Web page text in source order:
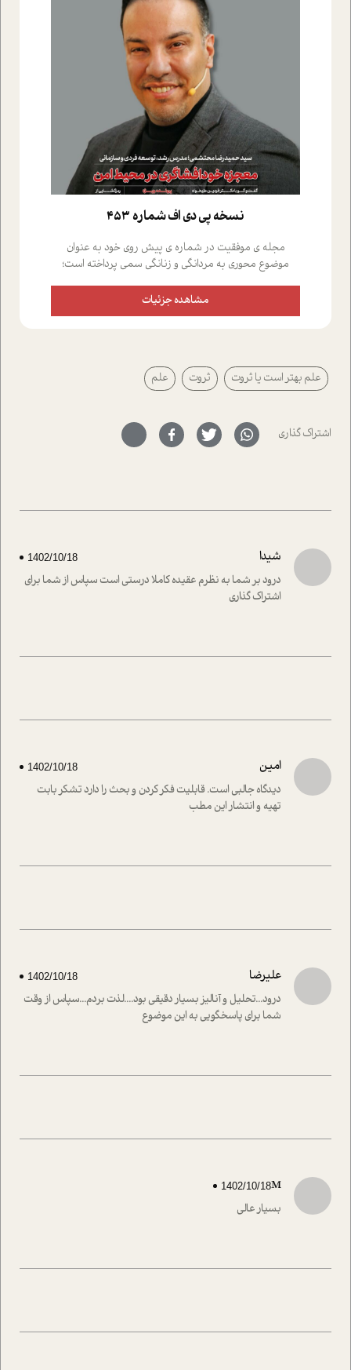
نسخه پي دي اف شماره 453
مجله ی موفقیت در شماره ی پیش روی خود به عنوان
موضوع محوری به مردانگی و زنانگی سمی پرداخته است؛
علیخواه، جامعه شناس در بخش های مختلف تلاش کرده ایم
از دریچه های گوناگون به این موضوع مهم بپردازیم.فصل
پیرامون آن آشنا می کند.در بخش دو فنجان داغ به سراغ افرادی
رفته ایم که موفقیت را در عمل به اثبات رسانده اند؛ سید
حمیدرضا محتشمی که بیست و پنجمین سال فعالیت حرفه
سر نهاده است و نیز کرامت عزیز زاده؛ سفیر صلح و دوستی که
با رکاب زدن در بیش از هفتاد کشور و کاشتن درخت، به نماد
ای که به زندگی شگفت انگیز جین گودال و تاثیرات کاوش های
واقعی در ارتباط با اختلال شخصیت اسکزوئید و مشکلات و نیز
راهکارهای حل آن قرار می دهد که در اتاق درمان اتفاق افتاده
است.در فصل پایانی زیر ذره بین نیز همکاران ما تلاش کرده
مشاهده جزئیات
علم بهتر است یا ثروت ثروت علم
اشتراک گذاری
شیدا 1402/10/18
درود بر شما به نظرم عقیده کاملا درستی است سپاس از شما برای
اشتراک گذاری
امین 1402/10/18
دیدگاه جالبی است. قابلیت فکر کردن و بحث را دارد تشکر بابت
تهیه و انتشار این مطب
علیرضا 1402/10/18
درود...تحلیل و آنالیز بسیار دقیقی بود....لذت بردم...سپاس از وقت
شما برای پاسخگویی به این موضوع
M
1402/10/18
بسیار عالی